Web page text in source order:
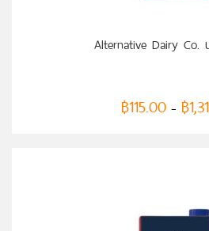
Alternative Dairy
฿115.00 – ฿